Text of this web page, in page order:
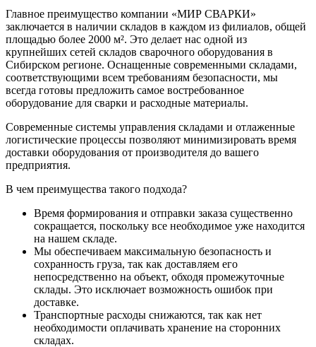
Главное преимущество компании «МИР СВАРКИ»
заключается в наличии складов в каждом из филиалов, общей
площадью более 2000 м². Это делает нас одной из
крупнейших сетей складов сварочного оборудования в
Сибирском регионе. Оснащенные современными складами,
соответствующими всем требованиям безопасности, мы
всегда готовы предложить самое востребованное
оборудование для сварки и расходные материалы.
Современные системы управления складами и отлаженные
логистические процессы позволяют минимизировать время
доставки оборудования от производителя до вашего
предприятия.
В чем преимущества такого подхода?
Время формирования и отправки заказа существенно
сокращается, поскольку все необходимое уже находится
на нашем складе.
Мы обеспечиваем максимальную безопасность и
сохранность груза, так как доставляем его
непосредственно на объект, обходя промежуточные
склады. Это исключает возможность ошибок при
доставке.
Транспортные расходы снижаются, так как нет
необходимости оплачивать хранение на сторонних
складах.